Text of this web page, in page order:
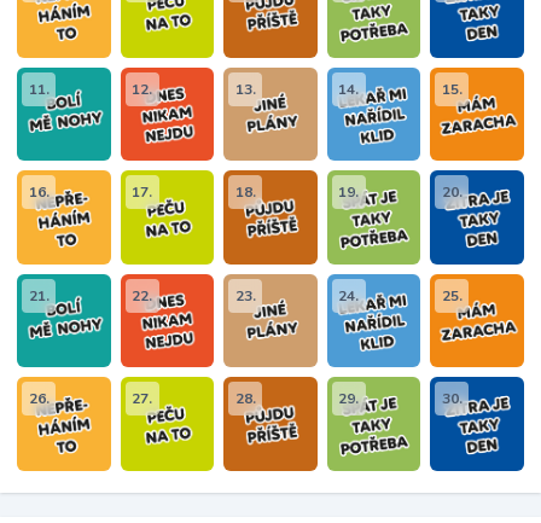
11. 12. 13. 14. 15.
16. 17. 18. 19. 20.
21. 22. 23. 24. 25.
26. 27. 28. 29. 30.